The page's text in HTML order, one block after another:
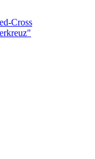
Cross